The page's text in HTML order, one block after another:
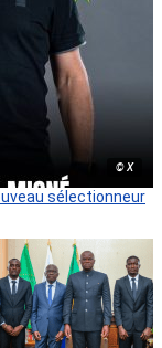
© X
sélectionneur